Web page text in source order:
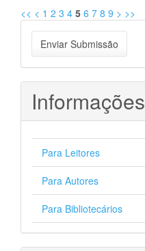
<< < 1 2 3 4 5 6 7 8 9 > >>
Enviar
Submissão
Enviar Submissão
Informações
Para Leitores
Para Autores
Para Bibliotecários